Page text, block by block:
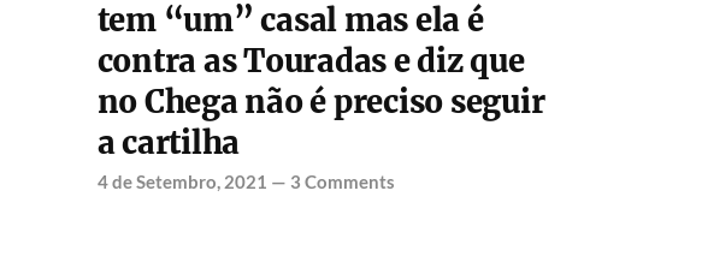
tem “um” casal mas ela é
contra as Touradas e diz que
no Chega não é preciso seguir
a cartilha
4 de Setembro, 2021 — 3 Comments